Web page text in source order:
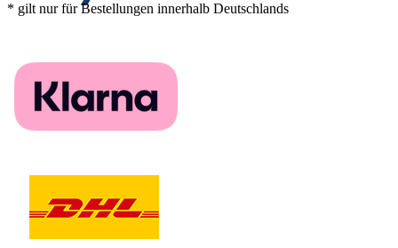
* gilt nur für Bestellungen innerhalb Deutschlands